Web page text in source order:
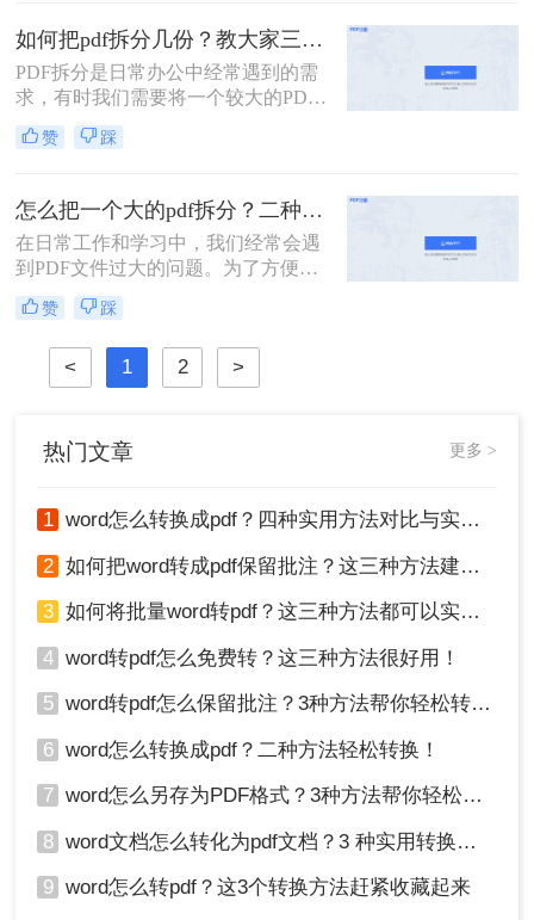
面将介绍三种实用的方法，帮助你轻
松实现PDF文件的拆分。
如何把pdf拆分几份？教大家三种方法！
PDF拆分是日常办公中经常遇到的需
求，有时我们需要将一个较大的PDF
文件拆分成多个小文件，以便于分
享、存档或编辑。那么如何把pdf拆分
法，帮助你轻松将PDF文件拆分成多
份。
赞 踩
怎么把一个大的pdf拆分？二种pdf拆分方法看一看！
在日常工作和学习中，我们经常会遇
到PDF文件过大的问题。为了方便管
理和使用，有时需要将大型PDF文件
拆分成多个较小的文件。那么怎么把
一个大的pdf拆分呢？本文将为您介绍
两种实用的拆分大型PDF文件的方
法，帮助您轻松应对这一需求。
赞 踩
< 1 2 >
热门文章 更多 >
1 word怎么转换成pdf？四种实用方法对比与实操指南（附详细表格）！
2 如何把word转成pdf保留批注？这三种方法建议收藏！
3 如何将批量word转pdf？这三种方法都可以实现批量转换
4 word转pdf怎么免费转？这三种方法很好用！
5 word转pdf怎么保留批注？3种方法帮你轻松转换！
6 word怎么转换成pdf？二种方法轻松转换！
7 word怎么另存为PDF格式？3种方法帮你轻松转换!
8 word文档怎么转化为pdf文档？3 种实用转换方法，完美保留原文档格式！
9 word怎么转pdf？这3个转换方法赶紧收藏起来